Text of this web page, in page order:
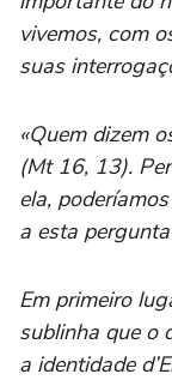
vivemos, com
suas
«Quem dizem
(Mt 16, 13).
ela,
a esta
Em primeiro
sublinha que o
a identidade